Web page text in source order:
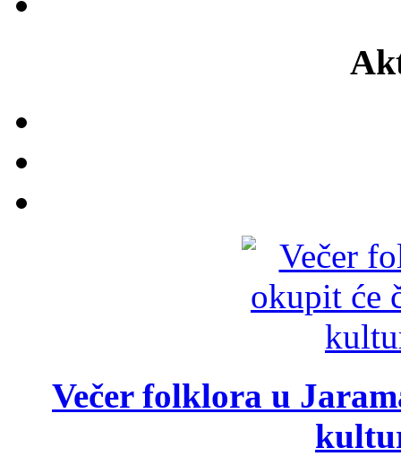
Večer folklora u